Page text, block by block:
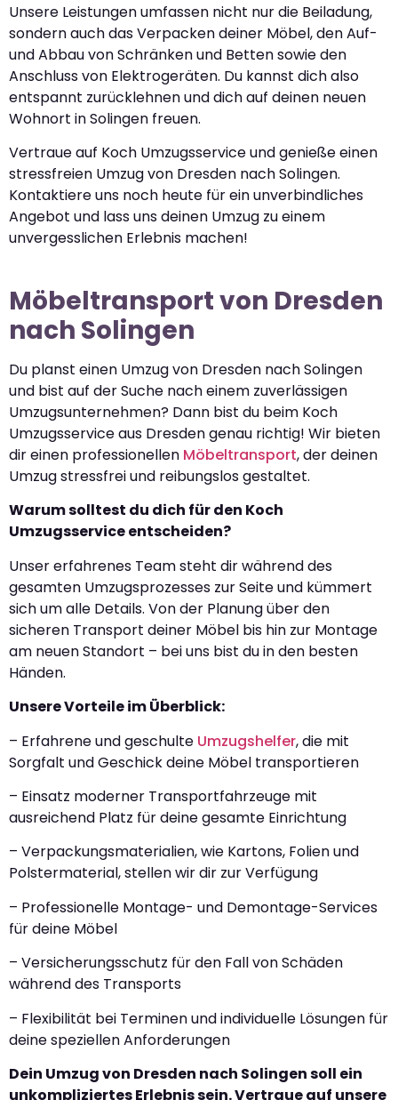
Unsere Leistungen umfassen nicht nur die Beiladung,
sondern auch das Verpacken deiner Möbel, den Auf-
und Abbau von Schränken und Betten sowie den
Anschluss von Elektrogeräten. Du kannst dich also
entspannt zurücklehnen und dich auf deinen neuen
Wohnort in Solingen freuen.
Vertraue auf Koch Umzugsservice und genieße einen
stressfreien Umzug von Dresden nach Solingen.
Kontaktiere uns noch heute für ein unverbindliches
Angebot und lass uns deinen Umzug zu einem
unvergesslichen Erlebnis machen!
Möbeltransport von Dresden
nach Solingen
Du planst einen Umzug von Dresden nach Solingen
und bist auf der Suche nach einem zuverlässigen
Umzugsunternehmen? Dann bist du beim Koch
Umzugsservice aus Dresden genau richtig! Wir bieten
dir einen professionellen Möbeltransport, der deinen
Umzug stressfrei und reibungslos gestaltet.
Warum solltest du dich für den Koch
Umzugsservice entscheiden?
Unser erfahrenes Team steht dir während des
gesamten Umzugsprozesses zur Seite und kümmert
sich um alle Details. Von der Planung über den
sicheren Transport deiner Möbel bis hin zur Montage
am neuen Standort – bei uns bist du in den besten
Händen.
Unsere Vorteile im Überblick:
– Erfahrene und geschulte Umzugshelfer, die mit
Sorgfalt und Geschick deine Möbel transportieren
– Einsatz moderner Transportfahrzeuge mit
ausreichend Platz für deine gesamte Einrichtung
– Verpackungsmaterialien, wie Kartons, Folien und
Polstermaterial, stellen wir dir zur Verfügung
– Professionelle Montage- und Demontage-Services
für deine Möbel
– Versicherungsschutz für den Fall von Schäden
während des Transports
– Flexibilität bei Terminen und individuelle Lösungen für
deine speziellen Anforderungen
Dein Umzug von Dresden nach Solingen soll ein
unkompliziertes Erlebnis sein. Vertraue auf unsere